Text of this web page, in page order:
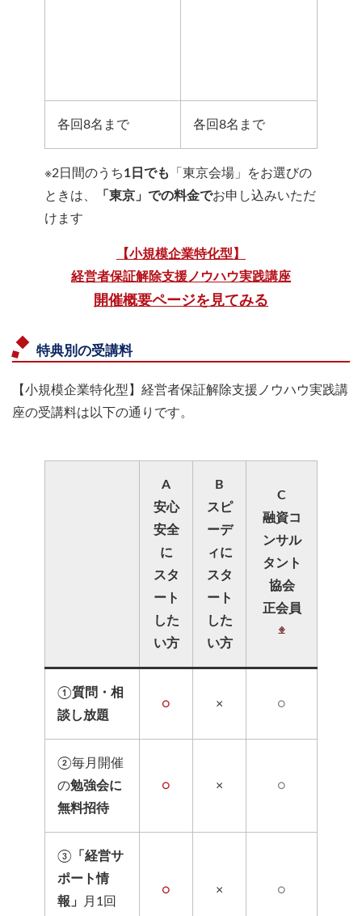
各回8名まで 各回8名まで
※2日間のうち1日でも
「東京会場」をお選びの
ときは、
「東京」での料金でお申し込みいただ
けます
【小規模企業特化型】
経営者保証解除支援ノウハウ実践講座
開催概要ページを見てみる
特典別の受講料
【小規模企業特化型】経営者保証解除支援ノウハウ実践講
座の受講料は以下の通りです。
A
安心
安全
に
スタ
ート
した
い方
B
スピ
ーデ
ィに
スタ
ート
した
い方
C
融資コ
ンサル
タント
協会
正会員
※
①質問・相
談し放題
○ × ○
②毎月開催
の勉強会に
無料招待
○ × ○
③ 「経営サ
ポート情
報」
月1回
○ × ○